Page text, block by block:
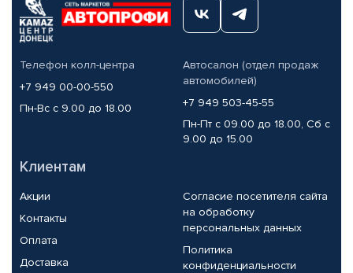
Телефон колл-центра
+7 949 00-00-550
Пн-Вс с 9.00 до 18.00
Автосалон (отдел продаж
автомобилей)
+7 949 503-45-55
Пн-Пт с 09.00 до 18.00, Сб с
9.00 до 15.00
Клиентам
Акции
Контакты
Оплата
Доставка
Согласие посетителя сайта
на обработку
персональных данных
Политика
конфиденциальности